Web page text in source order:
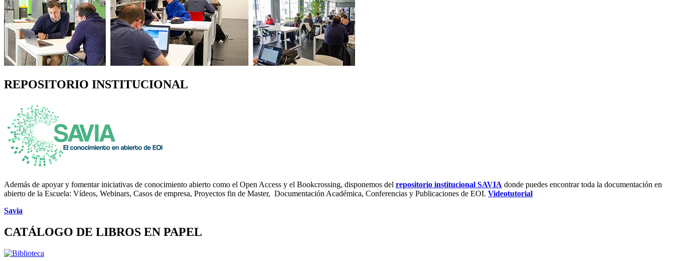
REPOSITORIO INSTITUCIONAL
Además de apoyar y fomentar iniciativas de conocimiento abierto como el Open Access y el Bookcrossing, disponemos del repositorio institucional SAVIA donde puedes encontrar toda la documentación en
abierto de la Escuela: Vídeos, Webinars, Casos de empresa, Proyectos fin de Master, Documentación Académica, Conferencias y Publicaciones de EOI. Videotutorial
Savia
CATÁLOGO DE LIBROS EN PAPEL